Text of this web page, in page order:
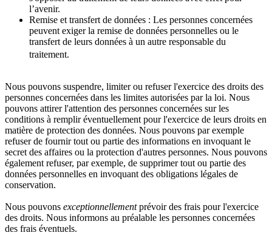
l’avenir.
Remise et transfert de données : Les personnes concernées
peuvent exiger la remise de données personnelles ou le
transfert de leurs données à un autre responsable du
traitement.
Nous pouvons suspendre, limiter ou refuser l'exercice des droits des
personnes concernées dans les limites autorisées par la loi. Nous
pouvons attirer l'attention des personnes concernées sur les
conditions à remplir éventuellement pour l'exercice de leurs droits en
matière de protection des données. Nous pouvons par exemple
refuser de fournir tout ou partie des informations en invoquant le
secret des affaires ou la protection d'autres personnes. Nous pouvons
également refuser, par exemple, de supprimer tout ou partie des
données personnelles en invoquant des obligations légales de
conservation.
Nous pouvons exceptionnellementprévoir des frais pour l'exercice
des droits. Nous informons au préalable les personnes concernées
des frais éventuels.